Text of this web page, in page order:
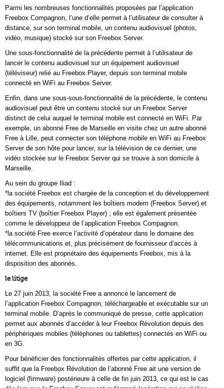
Parmi les nombreuses fonctionnalités proposées par l’application
Freebox Compagnon, l’une d’elle permet à l’utilisateur de consulter à
distance, sur son terminal mobile, un contenu audiovisuel (photos,
vidéo, musique) stocké sur son Freebox Server.
Une sous-fonctionnalité de la précédente permet à l’utilisateur de
lancer le contenu audiovisuel sur un équipement audiovisuel
(téléviseur) relié au Freebox Player, depuis son terminal mobile
connecté en WiFi au Freebox Server.
Enfin, dans une sous-sous-fonctionnalité de la précédente, le contenu
audiovisuel peut être un contenu stocké sur un Freebox Server
distinct de celui auquel le terminal mobile est connecté en WiFi. Par
exemple, un abonné Free de Marseille en visite chez un autre abonné
Free à Lille, peut connecter son téléphone mobile en WiFi au Freebox
Server de son hôte pour lancer, sur la télévision de ce dernier, une
vidéo stockée sur le Freebox Server qui se trouve à son domicile à
Marseille.
Au sein du groupe Iliad :
*la société Freebox est chargée de la conception et du développement
des équipements, notamment les boîtiers modem (Freebox Server) et
boîtiers TV (boîtier Freebox Player) ; elle est également présentée
comme le développeur de l’application Freebox Compagnon.
*la société Free exerce l’activité d’opérateur dans le domaine des
télécommunications et, plus précisément de fournisseur d’accès à
internet. Elle est propriétaire des équipements Freebox, mis à la
disposition des abonnés.
le litige
Le 27 juin 2013, la société Free a annoncé le lancement de
l’application Freebox Compagnon, téléchargeable et exécutable sur un
terminal mobile. D’après le communiqué de presse, cette application
permet aux abonnés d’accéder à leur Freebox Révolution depuis des
périphériques mobiles (téléphones ou tablettes) connectés en WiFi ou
en 3G.
Pour bénéficier des fonctionnalités offertes par cette application, il
suffit que la Freebox Révolution de l’abonné Free ait une version de
logiciel (firmware) postérieure à celle de fin juin 2013, ce qui est le cas